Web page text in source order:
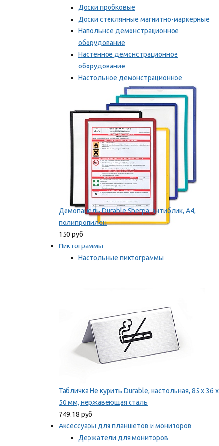
Доски пробковые
Доски стеклянные магнитно-маркерные
Напольное демонстрационное
оборудование
Настенное демонстрационное
оборудование
Настольное демонстрационное
оборудование
Мы рекомендуем
Демопанель Durable Sherpa, антиблик, А4,
полипропилен
150 руб
Пиктограммы
Настольные пиктограммы
Табличка Не курить Durable, настольная, 85 x 36 x
50 мм, нержавеющая сталь
749.18 руб
Аксессуары для планшетов и мониторов
Держатели для мониторов